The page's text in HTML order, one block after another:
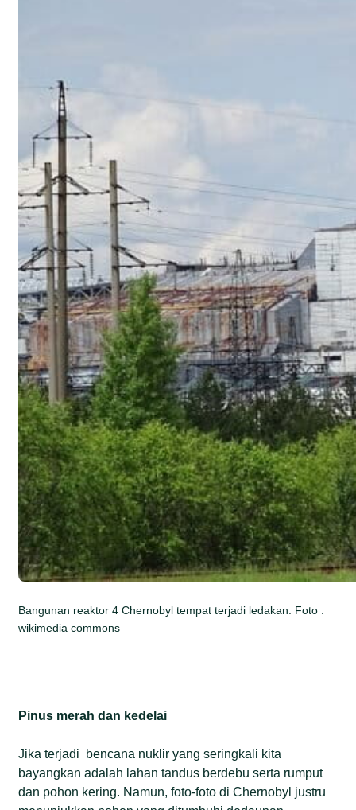
Bangunan reaktor 4 Chernobyl tempat terjadi ledakan. Foto :
wikimedia commons
Pinus merah dan kedelai
Jika terjadi bencana nuklir yang seringkali kita
bayangkan adalah lahan tandus berdebu serta rumput
dan pohon kering. Namun, foto-foto di Chernobyl justru